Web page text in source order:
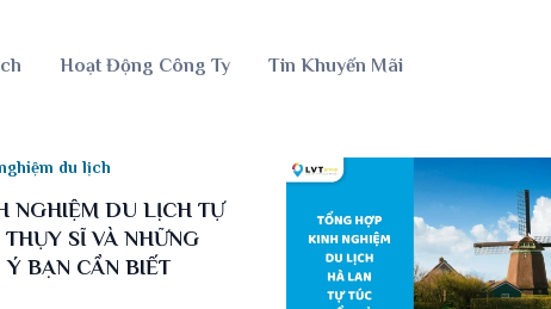
Hoạt Động Công Ty Tin Khuyến Mãi
du lịch
NGHIỆM DU LỊCH TỰ
THỤY SĨ VÀ NHỮNG
Ý BẠN CẦN BIẾT